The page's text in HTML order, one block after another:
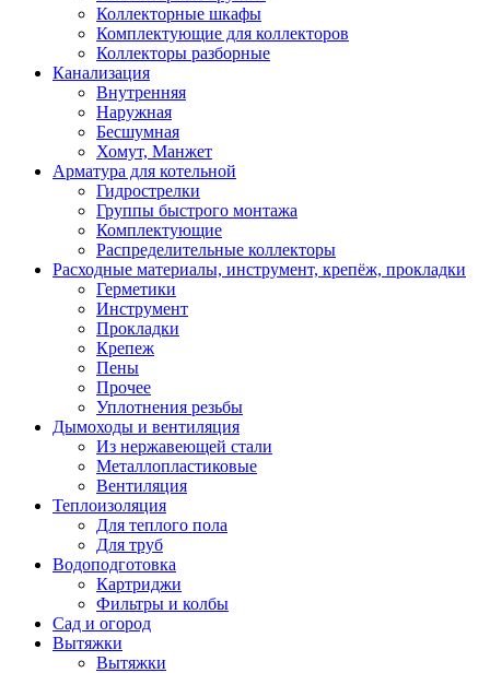
Коллекторные шкафы
Комплектующие для коллекторов
Коллекторы разборные
Канализация
Внутренняя
Наружная
Бесшумная
Хомут, Манжет
Арматура для котельной
Гидрострелки
Группы быстрого монтажа
Комплектующие
Распределительные коллекторы
Расходные материалы, инструмент, крепёж, прокладки
Герметики
Инструмент
Прокладки
Крепеж
Пены
Прочее
Уплотнения резьбы
Дымоходы и вентиляция
Из нержавеющей стали
Металлопластиковые
Вентиляция
Теплоизоляция
Для теплого пола
Для труб
Водоподготовка
Картриджи
Фильтры и колбы
Сад и огород
Вытяжки
Вытяжки